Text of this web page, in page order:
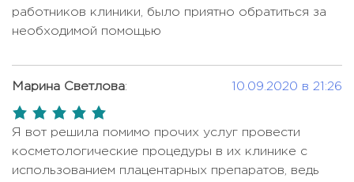
работников клиники, было приятно обратиться за
необходимой помощью
Марина Светлова: 10.09.2020 в 21:26
5,0
rating
Я вот решила помимо прочих услуг провести
косметологические процедуры в их клинике с
использованием плацентарных препаратов, ведь